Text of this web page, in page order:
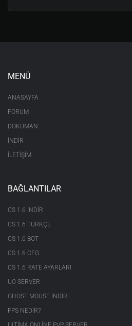
DProto Download linki :
cstrike/addons/dproto/dlls/
Eğer böyle bir klasör yoksa
Sonra cstrike/addons/metamod
Ardından dproto.cfg yi cstrike
exec
yazıyoruz kurulum tamamlanmıştr.
2.4 ) AmxSuperMod
AMXsupermod download linki :
Öncelikle rar dosyalarını
MENÜ
ANASAYFA
FORUM
DOKÜMAN
İNDİR
İLETİŞİM
BAĞLANTILAR
CS 1.6 INDIR
CS 1.6 TÜRKÇE
CS 1.6 BOT
CS 1.6 CFG
CS 1.6 RATE AYARLARI
UO SERVER
GHOST MOUSE INDIR
FPS NEDIR?